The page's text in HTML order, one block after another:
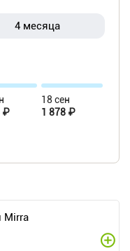
4 месяца
₽
18 сен
1 878 ₽
Mirra